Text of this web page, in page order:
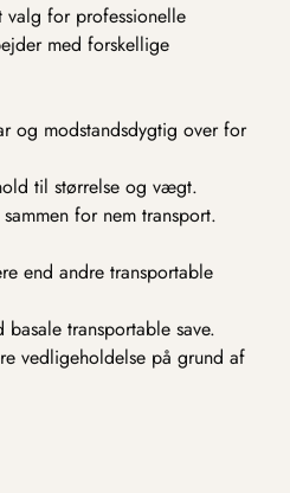
valg for professionelle
med forskellige
og modstandsdygtig over for
til størrelse og vægt.
for nem transport.
end andre transportable
transportable save.
vedligeholdelse på grund af